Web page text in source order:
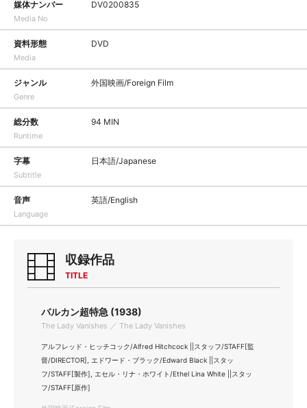
媒体ナンバー
Media No
DV0200835
資料形態
Media
DVD
ジャンル
Genre
外国映画/Foreign Film
総分数
Runtime
94 MIN
字幕
Subtitle
日本語/Japanese
音声
Language
英語/English
収録作品
TITLE
バルカン超特急 (1938)
The Lady Vanishes ／ The Lady Vanishes
アルフレッド・ヒッチコック/Alfred Hitchcock ||スタッフ/STAFF[監
督/DIRECTOR], エドワード・ブラック/Edward Black ||スタッ
フ/STAFF[製作], エセル・リナ・ホワイト/Ethel Lina White ||スタッ
フ/STAFF[原作]